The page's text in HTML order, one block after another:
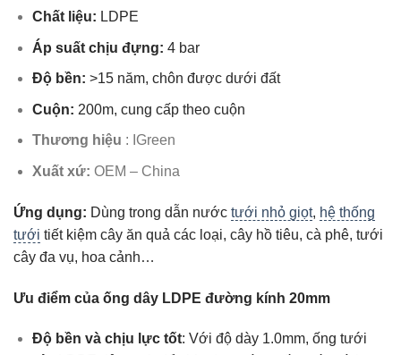
Chất liệu: LDPE
Áp suất chịu đựng: 4 bar
Độ bền: >15 năm, chôn được dưới đất
Cuộn: 200m, cung cấp theo cuộn
Thương hiệu : IGreen
Xuất xứ: OEM – China
Ứng dụng: Dùng trong dẫn nước tưới nhỏ giọt, hệ thống
tưới tiết kiệm cây ăn quả các loại, cây hồ tiêu, cà phê, tưới
cây đa vụ, hoa cảnh…
Ưu điểm của ống dây LDPE đường kính 20mm
Độ bền và chịu lực tốt: Với độ dày 1.0mm, ống tưới